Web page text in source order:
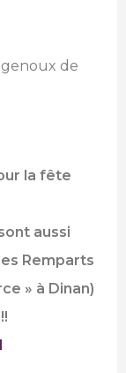
genoux de
la fête
aussi
Remparts
» à Dinan)